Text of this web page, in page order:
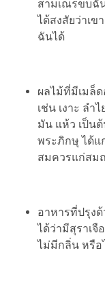
สามเณรขบฉั
ได้สงสัยว่าเข
ฉันได้
ผลไม้ที่มีเมล็
เช่น เงาะ ลำ
มัน แห้ว เป็น
พระภิกษุ ได้แ
สมควรแก่สม
อาหารที่ปรุง
ได้ว่ามีสุราเ
ไม่มีกลิ่น หรือ